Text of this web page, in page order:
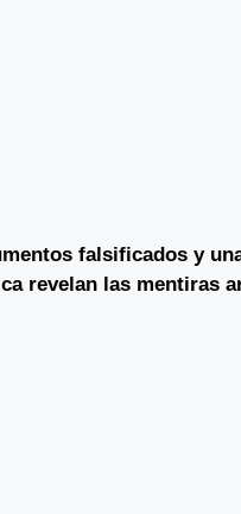
falsificados y
revelan las mentiras